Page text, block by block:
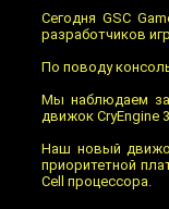
Сегодня GSC
разработчиков
По поводу
Мы наблюдаем за
движок CryEngine
Наш новый
приоритетной
Cell процессора.